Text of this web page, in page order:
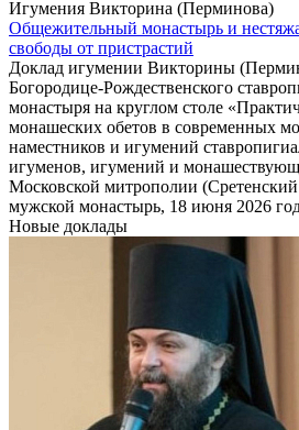
Игумения Викторина (Перминова)
Общежительный монастырь и
свободы от пристрастий
Доклад игумении Викторины
Богородице-Рождественского
монастыря на круглом столе
монашеских обетов в современных
наместников и игумений
игуменов, игумений и
Московской митрополии
мужской монастырь, 18 июня 2026
Новые доклады